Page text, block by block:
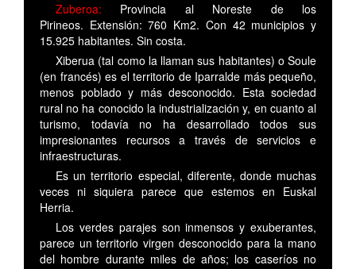
Zuberoa: Provincia al Noreste de los
Pirineos. Extensión: 760 Km2. Con 42 municipios y
15.925 habitantes. Sin costa.
Xiberua (tal como la llaman sus habitantes) o Soule
(en francés) es el territorio de Iparralde más pequeño,
menos poblado y más desconocido. Esta sociedad
rural no ha conocido la industrialización y, en cuanto al
turismo, todavía no ha desarrollado todos sus
impresionantes recursos a través de servicios e
infraestructuras.
Es un territorio especial, diferente, donde muchas
veces ni siquiera parece que estemos en Euskal
Herria.
Los verdes parajes son inmensos y exuberantes,
parece un territorio virgen desconocido para la mano
del hombre durante miles de años; los caseríos no